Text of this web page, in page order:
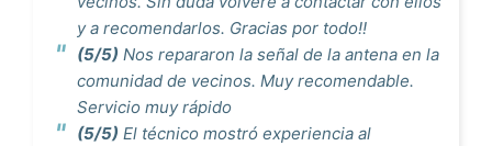
y a recomendarlos. Gracias por todo!!
(5/5) Nos repararon la señal de la antena en la
comunidad de vecinos. Muy recomendable.
Servicio muy rápido
(5/5) El técnico mostró experiencia al